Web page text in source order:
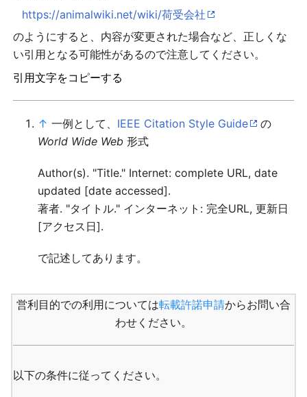
https://animalwiki.net/wiki/荷受会社
のようにすると、内容が変更された場合など、正しくな
い引用となる可能性があるので注意してください。
引用文字をコピーする
↑ 一例として、 IEEE Citation Style Guide
の
World Wide Web 形式
Author(s). "Title." Internet: complete URL, date
updated [date accessed].
著者. "タイトル." インターネット: 完全URL, 更新日
[アクセス日].
で記述してあります。
営利目的での利用については転載許諾申請からお問い合
わせください。
以下の条件に従ってください。